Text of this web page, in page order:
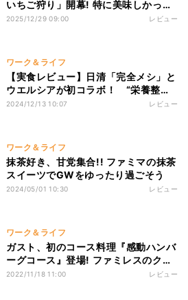
いちご狩り」開幕! 特に美味しかった
スイーツ7商品を勝手に選抜してみた
2025/12/29 09:00 レビュー
ワーク＆ライフ
【実食レビュー】日清「完全メシ」と
ウエルシアが初コラボ！ “栄養整っ
たコーンポタージュ”の気になるお味
2024/12/13 10:07 レビュー
ワーク＆ライフ
抹茶好き、甘党集合!! ファミマの抹茶
スイーツでGWをゆったり過ごそう
2024/05/01 10:30 レビュー
ワーク＆ライフ
ガスト、初のコース料理『感動ハンバ
ーグコース』登場! ファミレスのクオ
リティ超えてきた
2022/11/18 11:00 レビュー